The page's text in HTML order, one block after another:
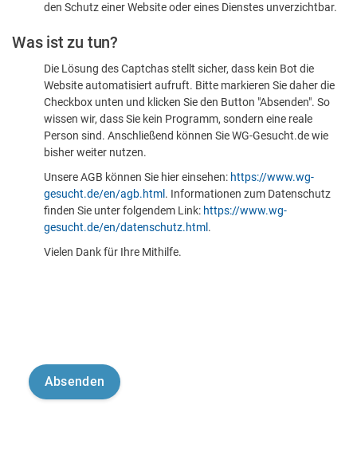
sind
den Schutz einer Website oder eines Dienstes unverzichtbar.
Was ist zu tun?
Die Lösung des Captchas stellt sicher, dass kein Bot die
Website automatisiert aufruft. Bitte markieren Sie daher die
Checkbox unten und klicken Sie den Button "Absenden". So
wissen wir, dass Sie kein Programm, sondern eine reale
Person sind. Anschließend können Sie WG-Gesucht.de wie
bisher weiter nutzen.
Unsere AGB können Sie hier einsehen: https://www.wg-
gesucht.de/en/agb.html . Informationen zum Datenschutz
finden Sie unter folgendem Link: https://www.wg-
gesucht.de/en/datenschutz.html .
Vielen Dank für Ihre Mithilfe.